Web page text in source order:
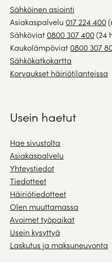
Sähköinen asiointi
Asiakaspalvelu 017 224 400
Sähköviat 0800 307 400(24
Kaukolämpöviat 0800 307
Sähkökatkokartta
Korvaukset häiriötilanteissa
Usein haetut
Hae sivustolta
Asiakaspalvelu
Yhteystiedot
Tiedotteet
Häiriötiedotteet
Olen muuttamassa
Avoimet työpaikat
Usein kysyttyä
Laskutus ja maksuneuvonta